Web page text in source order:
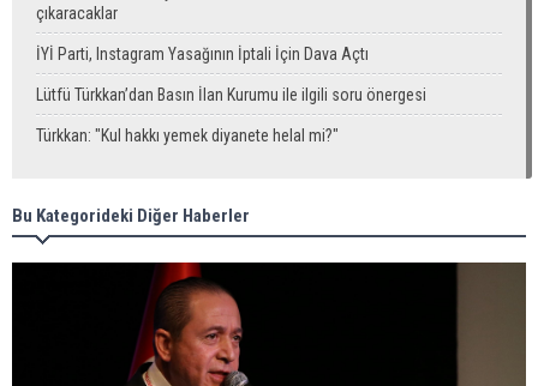
çıkaracaklar
İYİ Parti, Instagram Yasağının İptali İçin Dava Açtı
Lütfü Türkkan’dan Basın İlan Kurumu ile ilgili soru önergesi
Türkkan: "Kul hakkı yemek diyanete helal mi?"
Bu Kategorideki Diğer Haberler